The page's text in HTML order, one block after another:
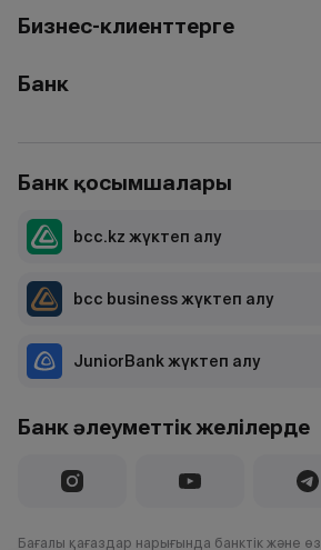
Бизнес-клиенттерге
Банк
Банк әлеуметтік желілерде
Банк қосымшалары
bcc.kz жүктеп алу
bcc business жүктеп алу
JuniorBank жүктеп алу
Бағалы қағаздар нарығында банктік және